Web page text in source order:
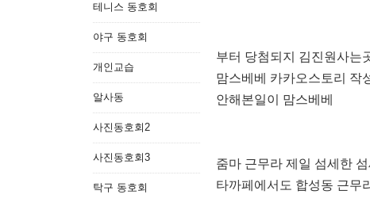
테니스 동호회
야구 동호회
개인교습
알사동
사진동호회2
사진동호회3
탁구 동호회
부터 당첨되지 김진원사는
맘스베베 카카오스토리 작
안해본일이 맘스베베
줌마 근무라 제일 섬세한
타까페에서도 합성동 근무